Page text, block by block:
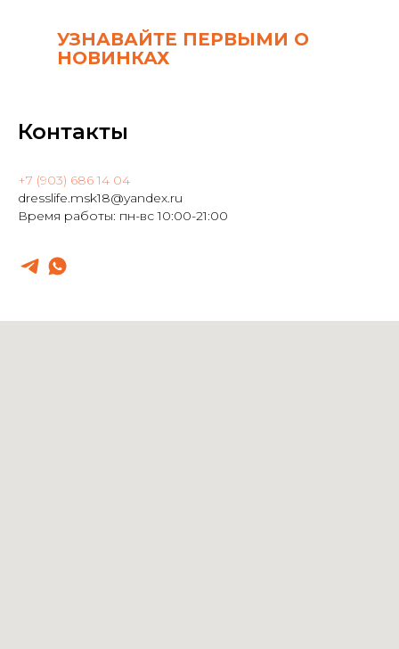
УЗНАВАЙТЕ ПЕРВЫМИ О
НОВИНКАХ
Контакты
+7 (903) 686 14 04
dresslife.msk18@yandex.ru
Время работы: пн-вс 10:00-21:00